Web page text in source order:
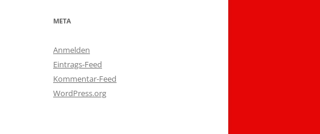
META
Anmelden
Eintrags-Feed
Kommentar-Feed
WordPress.org